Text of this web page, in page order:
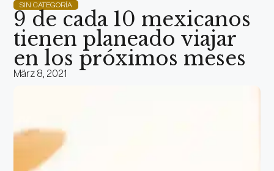
SIN CATEGORÍA
9 de cada 10 mexicanos
tienen planeado viajar
en los próximos meses
März 8, 2021